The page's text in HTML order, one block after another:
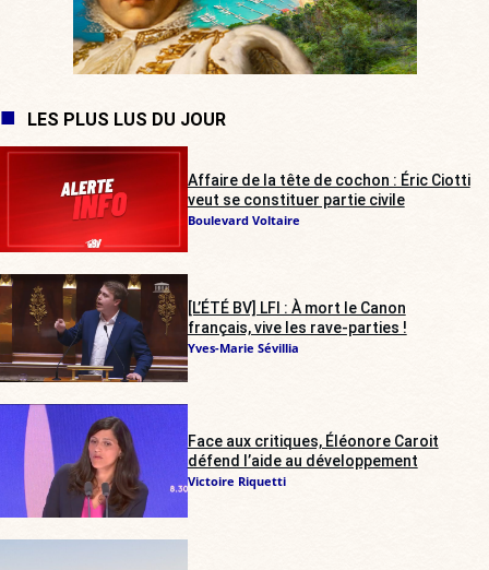
LES PLUS LUS DU JOUR
Affaire de la tête de cochon : Éric Ciotti
veut se constituer partie civile
Boulevard Voltaire
[L’ÉTÉ BV] LFI : À mort le Canon
français, vive les rave-parties !
Yves-Marie Sévillia
Face aux critiques, Éléonore Caroit
défend l’aide au développement
Victoire Riquetti